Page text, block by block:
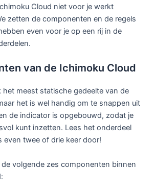
Cloud niet voor je werkt
zetten de componenten en de regels
even voor je op een rij in de
van de Ichimoku Cloud
het meest statische gedeelte van de
het is wel handig om te snappen uit
de indicator is opgebouwd, zodat je
kunt inzetten. Lees het onderdeel
twee of drie keer door!
volgende zes componenten binnen